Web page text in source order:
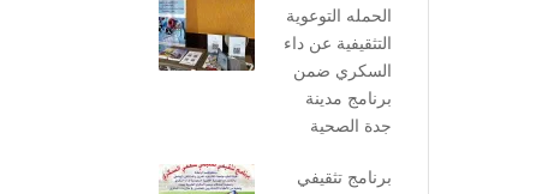
الحمله التوعوية
التثقيفية عن داء
السكري ضمن
برنامج مدينة
جدة الصحية
برنامج تثقيفي